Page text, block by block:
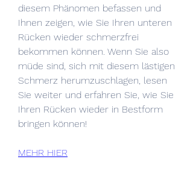
diesem Phänomen befassen und
Ihnen zeigen, wie Sie Ihren unteren
Rücken wieder schmerzfrei
bekommen können. Wenn Sie also
müde sind, sich mit diesem lästigen
Schmerz herumzuschlagen, lesen
Sie weiter und erfahren Sie, wie Sie
Ihren Rücken wieder in Bestform
bringen können!
MEHR HIER